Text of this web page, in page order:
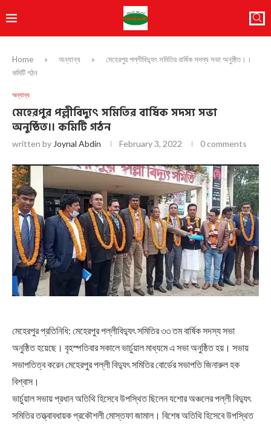
Home » অন্যান্য »
মেহেরপুর পল্লীবিদ্যুৎ সমিতির বার্ষিক সদস্য সভা অনুষ্ঠিত।।
কমিটি গঠন
অন্যান্য
মেহেরপুর পল্লীবিদ্যুৎ সমিতির বার্ষিক সদস্য সভা
অনুষ্ঠিত।। কমিটি গঠন
written by Joynal Abdin February 3, 2022 0 comments
মেহেরপুর প্রতিনিধি: মেহেরপুর পল্লীবিদ্যুৎ সমিতির ৩৩ তম বার্ষিক সদস্য সভা
অনুষ্ঠিত হয়েছে। বৃহস্পতিবার সকালে ভার্চুয়াল মাধ্যমে এ সভা অনুষ্ঠিত হয়। সভায়
সভাপতিত্ব করেন মেহেরপুর পল্লী বিদ্যুৎ সমিতির বোর্ডের সভাপতি জিনারুল হক
বিশ্বাস।
ভার্চুয়াল সভায় প্রধান অতিথি হিসেবে উপস্থিত ছিলেন যশোর অঞ্চলের পল্লী বিদ্যুৎ
সমিতির তত্ত্বাবধায়ক প্রকৌশলী মোস্তফা জামাল। বিশেষ অতিথি হিসেবে উপস্থিত